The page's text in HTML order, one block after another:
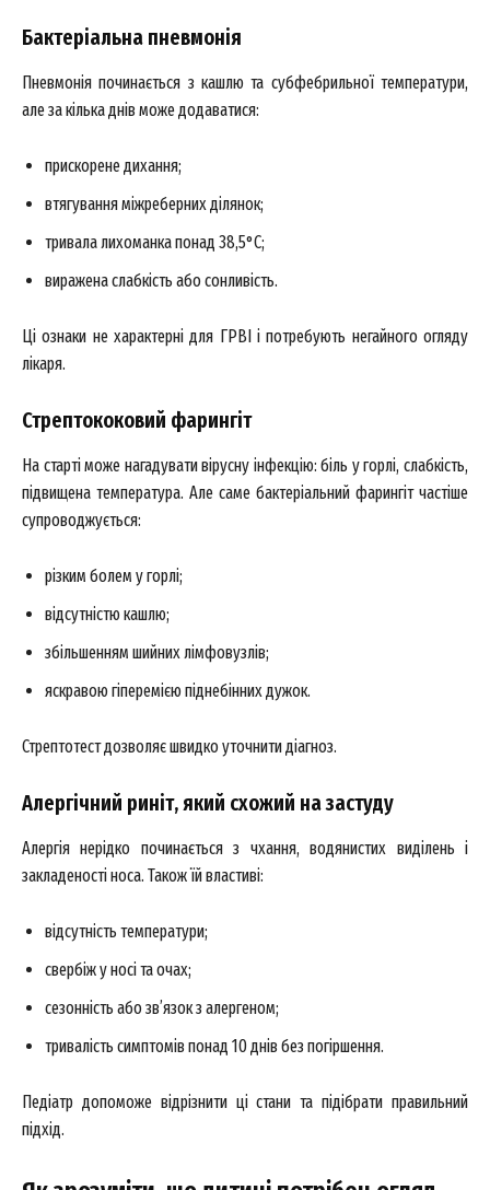
Бактеріальна пневмонія
Пневмонія починається з кашлю та субфебрильної температури,
але за кілька днів може додаватися:
прискорене дихання;
втягування міжреберних ділянок;
тривала лихоманка понад 38,5°C;
виражена слабкість або сонливість.
Ці ознаки не характерні для ГРВІ і потребують негайного огляду
лікаря.
Стрептококовий фарингіт
На старті може нагадувати вірусну інфекцію: біль у горлі, слабкість,
підвищена температура. Але саме бактеріальний фарингіт частіше
супроводжується:
різким болем у горлі;
відсутністю кашлю;
збільшенням шийних лімфовузлів;
яскравою гіперемією піднебінних дужок.
Стрептотест дозволяє швидко уточнити діагноз.
Алергічний риніт, який схожий на застуду
Алергія нерідко починається з чхання, водянистих виділень і
закладеності носа. Також їй властиві:
відсутність температури;
свербіж у носі та очах;
сезонність або зв’язок з алергеном;
тривалість симптомів понад 10 днів без погіршення.
Педіатр допоможе відрізнити ці стани та підібрати правильний
підхід.